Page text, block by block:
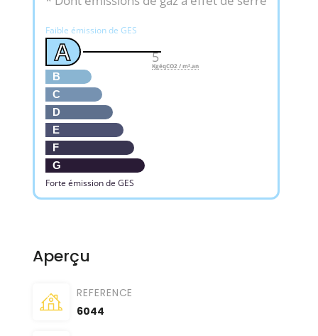
Faible émission de GES
A
B
C
D
E
F
G
Forte émission de GES
5
KgéqCO2 / m².an
Aperçu
REFERENCE
6044